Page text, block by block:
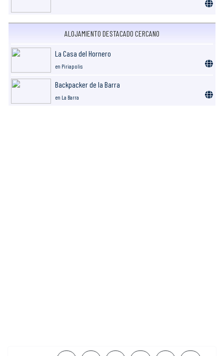
ALOJAMIENTO DESTACADO CERCANO
La Casa del Hornero
en Piriapolis
Backpacker de la Barra
en La Barra